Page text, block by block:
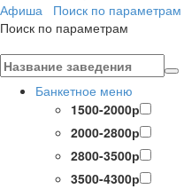
Афиша
Поиск по параметрам
Поиск по параметрам
Банкетное меню
1500-2000р
2000-2800р
2800-3500р
3500-4300р